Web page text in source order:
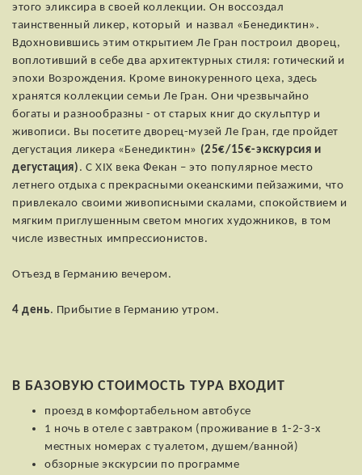
этого эликсира в своей коллекции. Он воссоздал
таинственный ликер, который и назвал «Бенедиктин».
Вдохновившись этим открытием Ле Гран построил дворец,
воплотивший в себе два архитектурных стиля: готический и
эпохи Возрождения. Кроме винокуренного цеха, здесь
хранятся коллекции семьи Ле Гран. Они чрезвычайно
богаты и разнообразны - от старых книг до скульптур и
живописи. Вы посетите дворец-музей Ле Гран, где пройдет
дегустация ликера «Бенедиктин» (25€/15€-экскурсия и
дегустация). С XIX века Фекан – это популярное место
летнего отдыха с прекрасными океанскими пейзажими, что
привлекало своими живописными скалами, спокойствием и
мягким приглушенным светом многих художников, в том
числе известных импрессионистов.
Отъезд в Германию вечером.
4 день. Прибытие в Германию утром.
В БАЗОВУЮ СТОИМОСТЬ ТУРА ВХОДИТ
проезд в комфортабельном автобусе
1 ночь в отеле с завтраком (проживание в 1-2-3-х
местных номерах с туалетом, душем/ванной)
обзорные экскурсии по программе